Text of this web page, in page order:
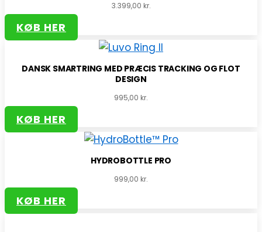
3.399,00 kr.
KØB HER
DANSK SMARTRING MED PRÆCIS TRACKING OG FLOT
DESIGN
995,00 kr.
KØB HER
HYDROBOTTLE PRO
999,00 kr.
KØB HER